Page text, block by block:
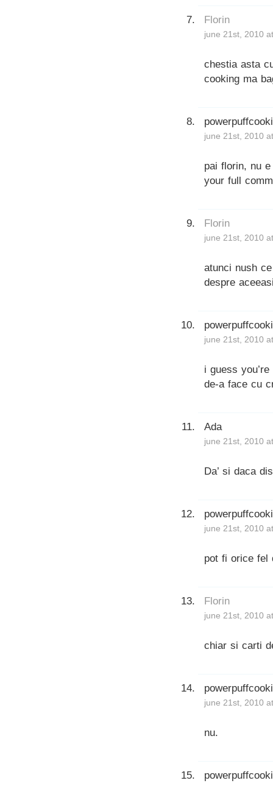
Florin
june 21st, 2010
chestia asta
cooking ma
june 21st, 2010
pai florin, nu
your full
Florin
june 21st, 2010
atunci nush
despre
june 21st, 2010
i guess
de-a face cu
Ada
june 21st, 2010
Da’ si daca
june 21st, 2010
pot fi orice fel
Florin
june 21st, 2010
chiar si carti
june 21st, 2010
nu.